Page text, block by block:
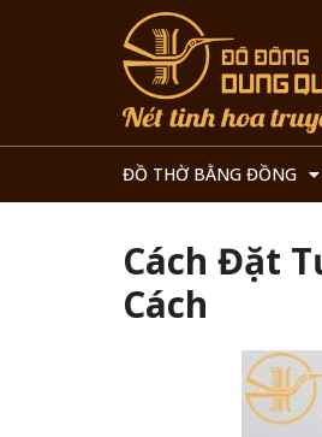
ĐỒ THỜ BẰNG ĐỒNG
Cách Đặt
Cách